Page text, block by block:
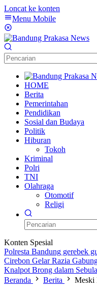
Loncat ke konten
Menu Mobile
HOME
Berita
Pemerintahan
Pendidikan
Sosial dan Budaya
Politik
Hiburan
Tokoh
Kriminal
Polri
TNI
Olahraga
Otomotif
Religi
Konten Spesial
Polresta Bandung gerebek
Cirebon Gelar Razia
Knalpot Brong dalam
Beranda
Berita Meski